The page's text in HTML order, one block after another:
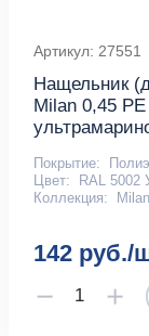
Артикул: 27551
Нащельник
Milan 0,45
Покрытие:
Цвет:
RAL 5002
Коллекция:
Milan
142 руб./